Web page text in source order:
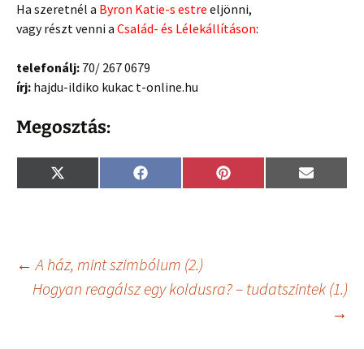
Ha szeretnél a Byron Katie-s estre eljönni,
vagy részt venni a Család- és Lélekállításon:
telefonálj: 70/ 267 0679
írj: hajdu-ildiko kukac t-online.hu
Megosztás:
Share
on
X
(
e
r
)
Share
on
F
a
o
k
Share
on
P
i
t
Share
on
E
m
Bejegyzés
← A ház, mint szimbólum (2.)
Hogyan reagálsz egy koldusra? – tudatszintek (1.)
→